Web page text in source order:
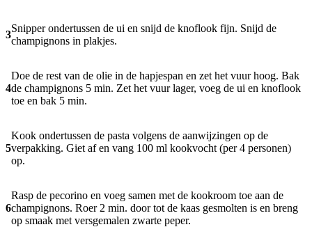
3
Snipper ondertussen de ui en snijd de knoflook fijn. Snijd de
champignons in plakjes.
4
Doe de rest van de olie in de hapjespan en zet het vuur hoog. Bak
de champignons 5 min. Zet het vuur lager, voeg de ui en knoflook
toe en bak 5 min.
5
Kook ondertussen de pasta volgens de aanwijzingen op de
verpakking. Giet af en vang 100 ml kookvocht (per 4 personen)
op.
6
Rasp de pecorino en voeg samen met de kookroom toe aan de
champignons. Roer 2 min. door tot de kaas gesmolten is en breng
op smaak met versgemalen zwarte peper.